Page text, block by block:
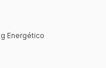
Energético